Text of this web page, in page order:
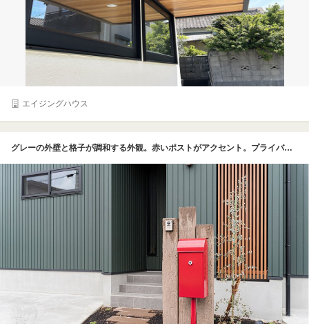
エイジングハウス
グレーの外壁と格子が調和する外観。赤いポストがアクセント。プライバシーに配慮した開口に